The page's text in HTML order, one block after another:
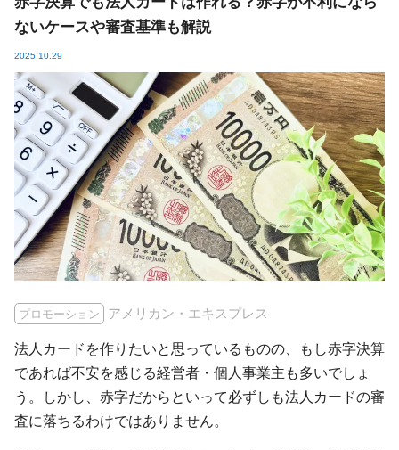
ないケースや審査基準も解説
2025.10.29
プロモーション アメリカン・エキスプレス
法人カードを作りたいと思っているものの、もし赤字決算
であれば不安を感じる経営者・個人事業主も多いでしょ
う。しかし、赤字だからといって必ずしも法人カードの審
査に落ちるわけではありません。